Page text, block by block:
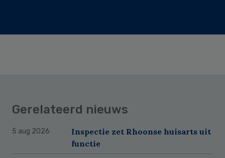
Gerelateerd nieuws
5 aug 2026
Inspectie zet Rhoonse huisarts uit
functie